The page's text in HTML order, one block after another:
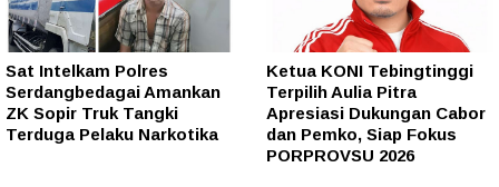
Sat Intelkam Polres
Serdangbedagai Amankan
ZK Sopir Truk Tangki
Terduga Pelaku Narkotika
Ketua KONI Tebingtinggi
Terpilih Aulia Pitra
Apresiasi Dukungan Cabor
dan Pemko, Siap Fokus
PORPROVSU 2026